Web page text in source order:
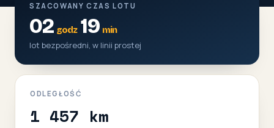
SZACOWANY CZAS LOTU
02 godz19 min
lot bezpośredni, w linii prostej
ODLEGŁOŚĆ
1 457 km